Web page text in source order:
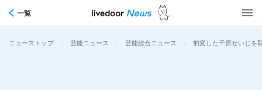
一覧
ニューストップ > 芸能ニュース > 芸能総合ニュース > 豹変した千原せいじを